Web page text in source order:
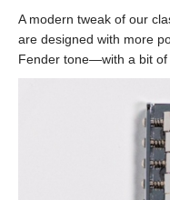
A modern tweak of our
are designed with more
Fender tone—with a bit of